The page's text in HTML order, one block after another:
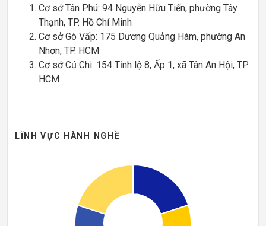
Cơ sở Tân Phú: 94 Nguyễn Hữu Tiến, phường Tây
Thạnh, TP. Hồ Chí Minh
Cơ sở Gò Vấp: 175 Dương Quảng Hàm, phường An
Nhơn, TP. HCM
Cơ sở Củ Chi: 154 Tỉnh lộ 8, Ấp 1, xã Tân An Hội, TP.
HCM
LĨNH VỰC HÀNH NGHỀ